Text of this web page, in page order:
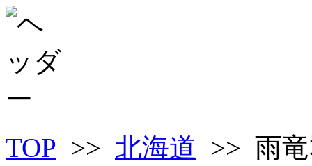
TOP >> 北海道 >> 雨